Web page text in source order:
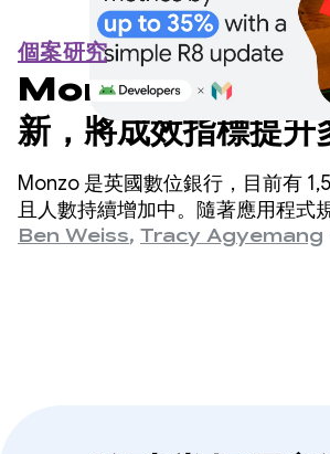
個案研究
Monzo 透過簡單
新，將成效指標提
Monzo 是英國數位銀行，目前有
且人數持續增加中。隨著應用程式
隊發現應用程式啟動時間是需要改
Ben Weiss, Tracy Agyemang